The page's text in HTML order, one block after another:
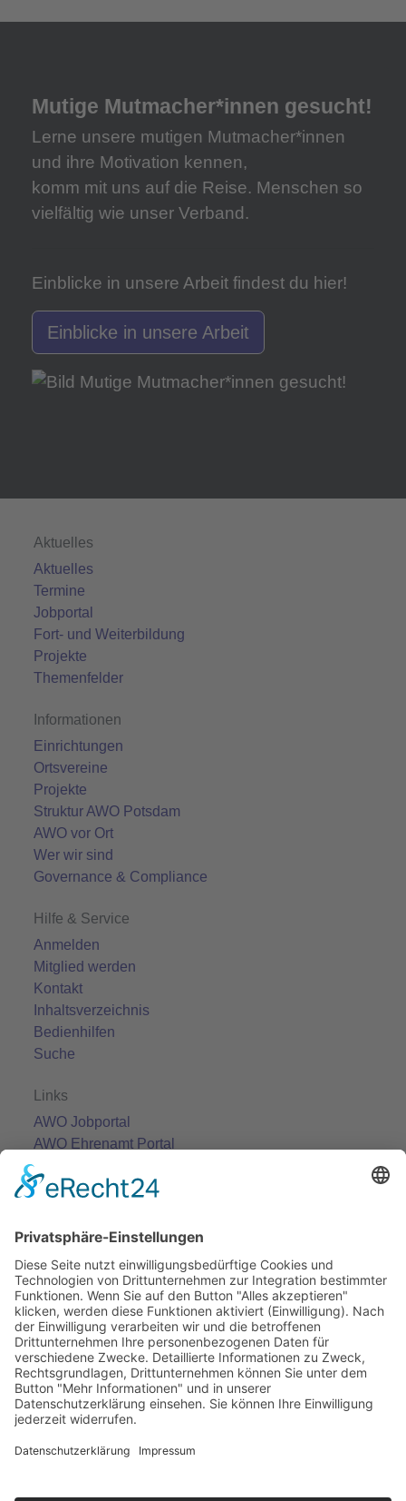
Mutige Mutmacher*innen gesucht!
Lerne unsere mutigen Mutmacher*innen
und ihre Motivation kennen,
komm mit uns auf die Reise. Menschen so
vielfältig wie unser Verband.
Einblicke in unsere Arbeit findest du hier!
Einblicke in unsere Arbeit
Aktuelles
Aktuelles
Termine
Jobportal
Fort- und Weiterbildung
Projekte
Themenfelder
Informationen
Einrichtungen
Ortsvereine
Projekte
Struktur AWO Potsdam
AWO vor Ort
Wer wir sind
Governance & Compliance
Hilfe & Service
Anmelden
Mitglied werden
Kontakt
Inhaltsverzeichnis
Bedienhilfen
Suche
Links
AWO Jobportal
AWO Ehrenamt Portal
AWO Schulgesundheitsfachkräfte
AWO Bundesverband
AWO Pflegeberatung
AWO Kulturhaus Babelsberg
Arbeit mit Behinderung
AWO Büro Kindermut
Kulturland Brandenburg
AWO Selbsthilfe
AWO eLearning
Kultur für JEDEN
AWO 1plus9
Dachverband Freie Suchtselbsthilfe